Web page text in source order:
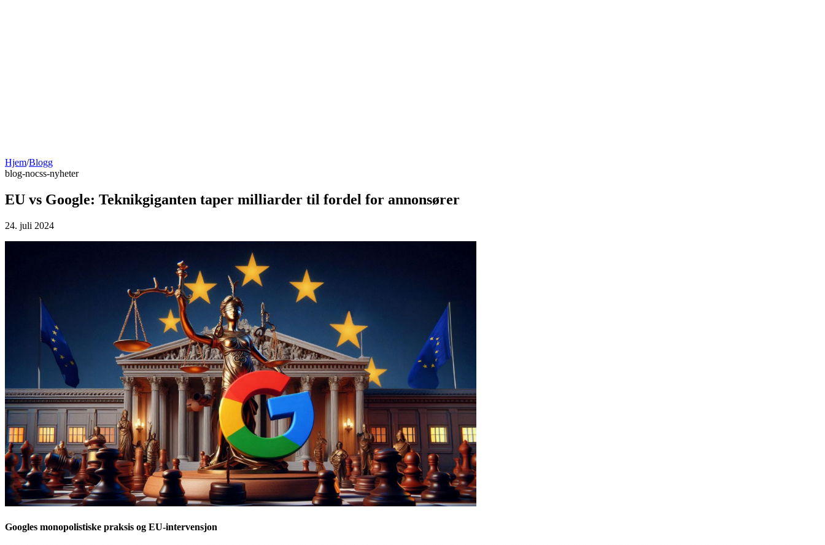
Hjem/Blogg
blog-nocss-nyheter
EU vs Google: Teknikgiganten taper milliarder til fordel for annonsører
24. juli 2024
Googles monopolistiske praksis og EU-intervensjon